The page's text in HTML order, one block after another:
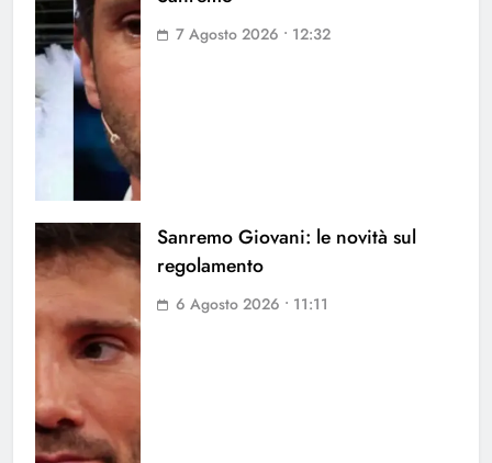
7 Agosto 2026 • 12:32
Sanremo Giovani: le novità sul
regolamento
6 Agosto 2026 • 11:11